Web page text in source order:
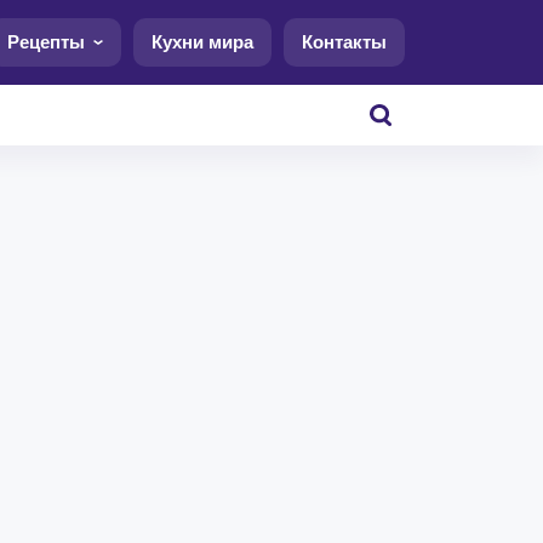
Рецепты Кухни мира Контакты